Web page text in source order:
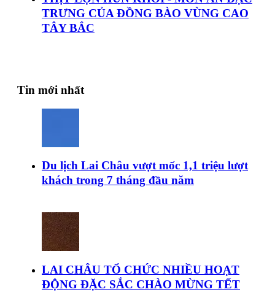
TRƯNG CỦA ĐỒNG BÀO VÙNG CAO
TÂY BẮC
Tin mới nhất
Du lịch Lai Châu vượt mốc 1,1 triệu lượt
khách trong 7 tháng đầu năm
LAI CHÂU TỔ CHỨC NHIỀU HOẠT
ĐỘNG ĐẶC SẮC CHÀO MỪNG TẾT